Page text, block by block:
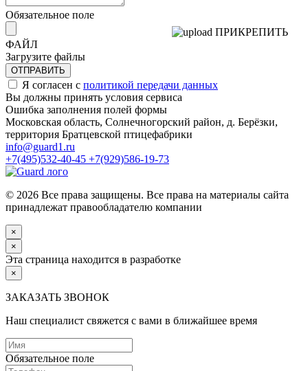
Обязательное поле
ПРИКРЕПИТЬ
ФАЙЛ
Загрузите файлы
ОТПРАВИТЬ
Я согласен с политикой передачи данных
Вы должны принять условия сервиса
Ошибка заполнения полей формы
Московская область, Солнечногорский район, д. Берёзки,
территория Братцевской птицефабрики
info@guard1.ru
+7(495)532-40-45 +7(929)586-19-73
© 2026 Все права защищены. Все права на материалы сайта
принадлежат правообладателю компании
×
×
Эта страница находится в разработке
×
ЗАКАЗАТЬ ЗВОНОК
Наш специалист свяжется с вами в ближайшее время
Обязательное поле